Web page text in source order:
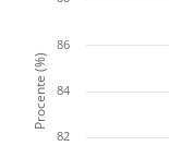
Procente (%)
82
84
86